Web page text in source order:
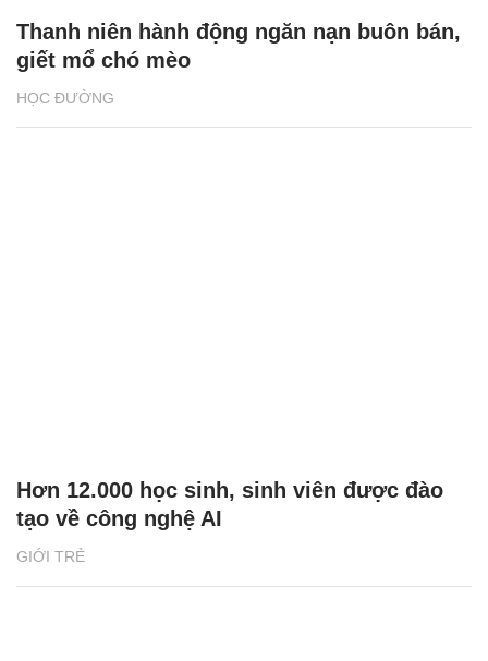
HỌC ĐƯỜNG
Thanh niên hành động ngăn nạn buôn bán,
giết mổ chó mèo
GIỚI TRẺ
Hơn 12.000 học sinh, sinh viên được đào
tạo về công nghệ AI